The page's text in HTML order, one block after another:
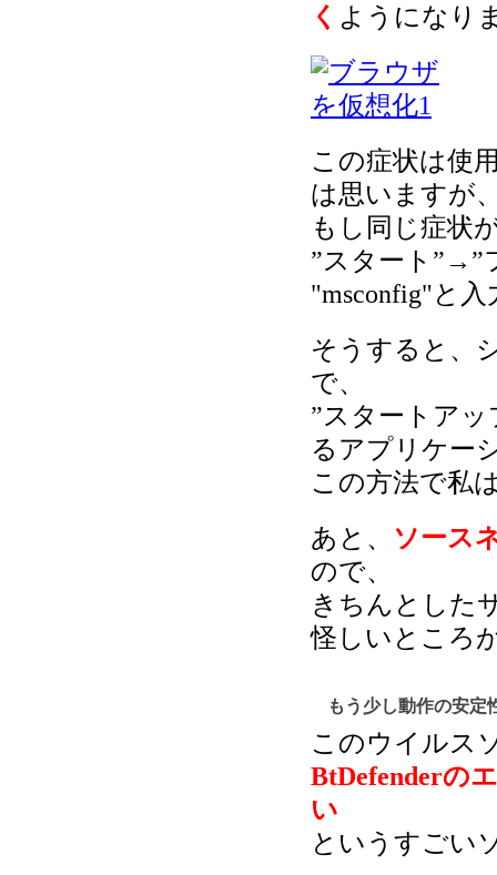
く ようになり
この症状は使
は思いますが
もし同じ症状
”スタート”→”
"msconfig"と
そうすると、
で、
”スタートアッ
るアプリケー
この方法で私
あと、
ソース
ので、
きちんとした
怪しいところ
もう少し動作の安定
このウイルス
BtDefenderの
い
というすごい